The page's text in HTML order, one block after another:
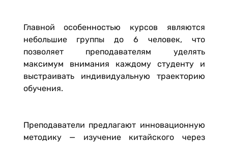
Главной особенностью курсов являются
небольшие группы до 6 человек, что
позволяет преподавателям уделять
максимум внимания каждому студенту и
выстраивать индивидуальную траекторию
обучения.
Преподаватели предлагают инновационную
методику — изучение китайского через